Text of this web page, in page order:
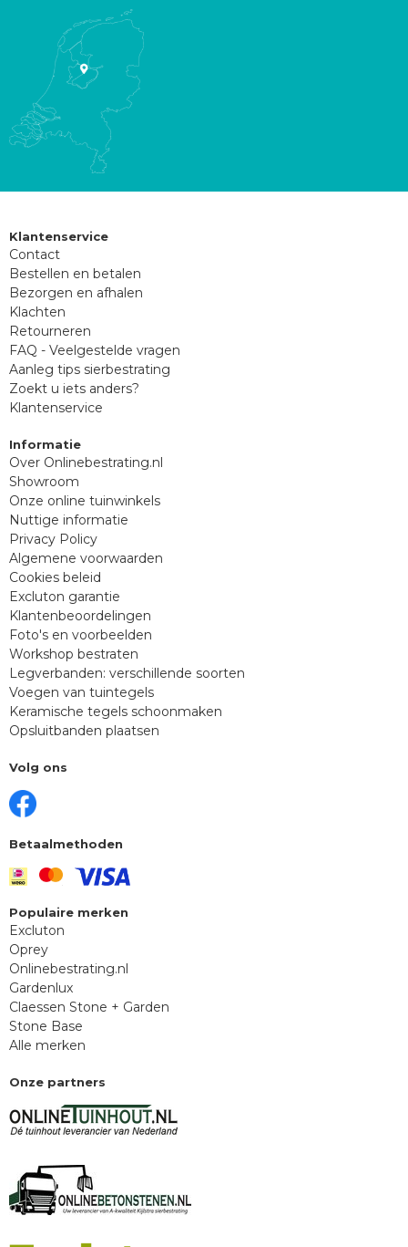
Klantenservice
Contact
Bestellen en betalen
Bezorgen en afhalen
Klachten
Retourneren
FAQ - Veelgestelde vragen
Aanleg tips sierbestrating
Zoekt u iets anders?
Klantenservice
Informatie
Over Onlinebestrating.nl
Showroom
Onze online tuinwinkels
Nuttige informatie
Privacy Policy
Algemene voorwaarden
Cookies beleid
Excluton garantie
Klantenbeoordelingen
Foto's en voorbeelden
Workshop bestraten
Legverbanden: verschillende soorten
Voegen van tuintegels
Keramische tegels schoonmaken
Opsluitbanden plaatsen
Volg ons
Betaalmethoden
Populaire merken
Excluton
Oprey
Onlinebestrating.nl
Gardenlux
Claessen Stone + Garden
Stone Base
Alle merken
Onze partners